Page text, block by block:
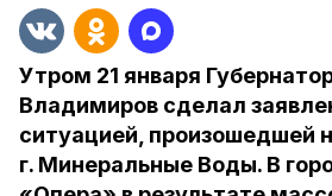
Утром 21 января
Владимиров сделал
ситуацией, произошедшей
г. Минеральные Воды. В